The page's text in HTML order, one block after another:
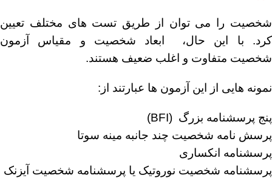
شخصیت را می توان از طریق تست های مختلف تعیین
کرد. با این حال، ابعاد شخصیت و مقیاس آزمون
شخصیت متفاوت و اغلب ضعیف هستند.
نمونه هایی از این آزمون ها عبارتند از:
پنج پرسشنامه بزرگ (BFI)
پرسش نامه شخصیت چند جانبه مینه سوتا
پرسشنامه انکساری
پرسشنامه شخصیت نوروتیک یا پرسشنامه شخصیت آیزنک